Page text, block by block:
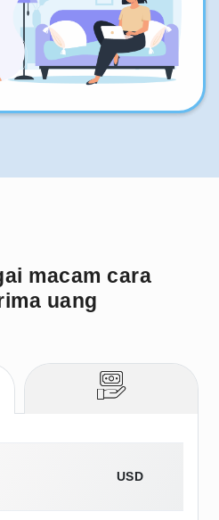
macam cara
uang
USD